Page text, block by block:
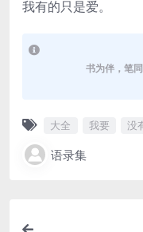
我有的只是爱。
书为伴，笔
大全 我要 没
语录集